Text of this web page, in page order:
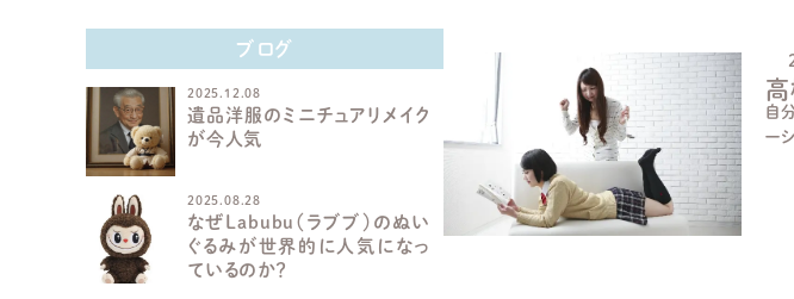
高
自
ー
ブログ
2025.12.08
遺品洋服のミニチュアリメイク
が今人気
2025.08.28
なぜLabubu（ラブブ）のぬい
ぐるみが世界的に人気になっ
ているのか？